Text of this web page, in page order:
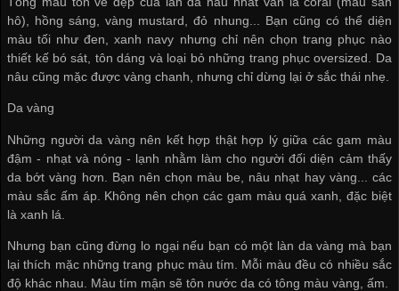
hô), hồng sáng, vàng mustard, đỏ nhung... Bạn cũng có thể diện
màu tối như đen, xanh navy nhưng chỉ nên chọn trang phục nào
thiết kế bó sát, tôn dáng và loại bỏ những trang phục oversized. Da
nâu cũng mặc được vàng chanh, nhưng chỉ dừng lại ở sắc thái nhẹ.
Da vàng
Những người da vàng nên kết hợp thật hợp lý giữa các gam màu
đậm - nhạt và nóng - lạnh nhằm làm cho người đối diện cảm thấy
da bớt vàng hơn. Bạn nên chọn màu be, nâu nhạt hay vàng... các
màu sắc ấm áp. Không nên chọn các gam màu quá xanh, đặc biệt
là xanh lá.
Nhưng bạn cũng đừng lo ngại nếu bạn có một làn da vàng mà bạn
lại thích mặc những trang phục màu tím. Mỗi màu đều có nhiều sắc
độ khác nhau. Màu tím mận sẽ tôn nước da có tông màu vàng, ấm.